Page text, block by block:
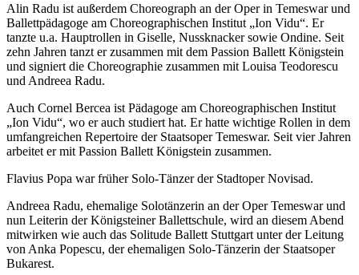
Alin Radu ist außerdem Choreograph an der Oper in Temeswar und
Ballettpädagoge am Choreographischen Institut „Ion Vidu“. Er
tanzte u.a. Hauptrollen in Giselle, Nussknacker sowie Ondine. Seit
zehn Jahren tanzt er zusammen mit dem Passion Ballett Königstein
und signiert die Choreographie zusammen mit Louisa Teodorescu
und Andreea Radu.
Auch Cornel Bercea ist Pädagoge am Choreographischen Institut
„Ion Vidu“, wo er auch studiert hat. Er hatte wichtige Rollen in dem
umfangreichen Repertoire der Staatsoper Temeswar. Seit vier Jahren
arbeitet er mit Passion Ballett Königstein zusammen.
Flavius Popa war früher Solo-Tänzer der Stadtoper Novisad.
Andreea Radu, ehemalige Solotänzerin an der Oper Temeswar und
nun Leiterin der Königsteiner Ballettschule, wird an diesem Abend
mitwirken wie auch das Solitude Ballett Stuttgart unter der Leitung
von Anka Popescu, der ehemaligen Solo-Tänzerin der Staatsoper
Bukarest.